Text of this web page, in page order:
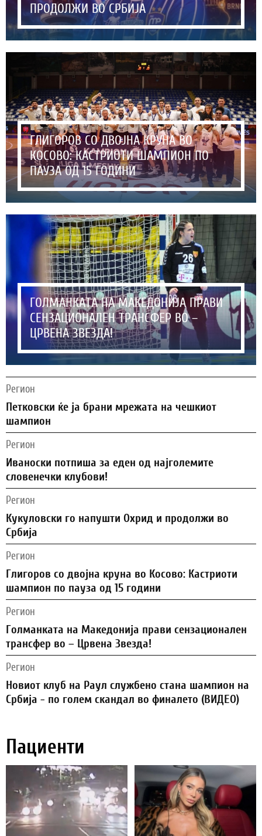
ПРОДОЛЖИ ВО СРБИЈА
ГЛИГОРОВ СО ДВОЈНА КРУНА ВО
КОСОВО: КАСТРИОТИ ШАМПИОН ПО
ПАУЗА ОД 15 ГОДИНИ
ГОЛМАНКАТА НА МАКЕДОНИЈА ПРАВИ
СЕНЗАЦИОНАЛЕН ТРАНСФЕР ВО –
ЦРВЕНА ЗВЕЗДА!
Регион
Петковски ќе ја брани мрежата на чешкиот
шампион
Регион
Иваноски потпиша за еден од најголемите
словенечки клубови!
Регион
Кукуловски го напушти Охрид и продолжи во
Србија
Регион
Глигоров со двојна круна во Косово: Кастриоти
шампион по пауза од 15 години
Регион
Голманката на Македонија прави сензационален
трансфер во – Црвена Звезда!
Регион
Новиот клуб на Раул службено стана шампион на
Србија - по голем скандал во финалето (ВИДЕО)
Пациенти